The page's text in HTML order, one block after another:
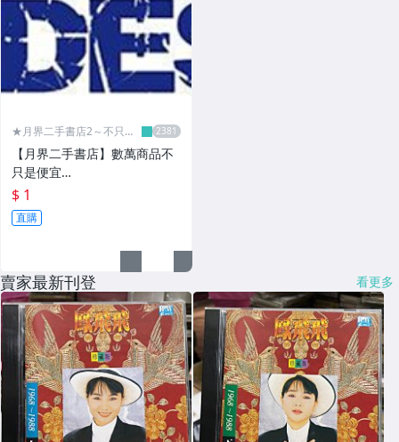
★月界二手書店2～不只是
【月界二手書店】數萬商品不
只是便宜…
$ 1
直購
賣家最新刊登 看更多